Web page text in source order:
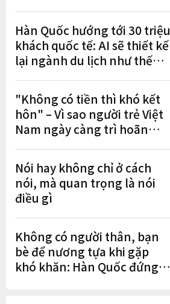
Hàn Quốc hướng tới 30 triệu
khách quốc tế: AI sẽ thiết kế
lại ngành du lịch như thế
"Không có tiền thì khó kết
hôn" – Vì sao người trẻ Việt
Nam ngày càng trì hoãn
Nói hay không chỉ ở cách
nói, mà quan trọng là nói
điều gì
Không có người thân, bạn
bè để nương tựa khi gặp
khó khăn: Hàn Quốc đứng